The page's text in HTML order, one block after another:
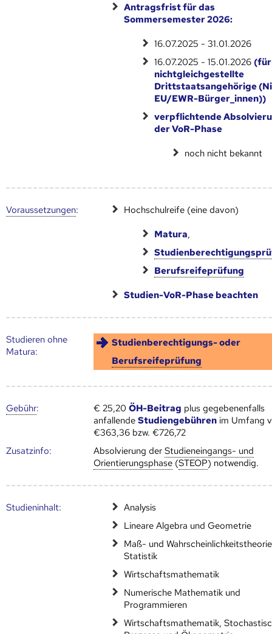
Antragsfrist für das
Sommersemester 2026:
16.07.2025 - 31.01.2026
16.07.2025 - 15.01.2026 (für
nichtgleichgestellte
Drittstaatsangehörige
EU/EWR-Bürger_innen))
verpflichtende
der VoR-Phase
noch nicht bekannt
Voraus­setzungen: Hochschulreife (eine davon)
Matura,
Berufsreifeprüfung
Studien-VoR-Phase beachten
Studieren ohne
Matura:
Studienberechtigungs- oder
Berufsreifeprüfung
Gebühr: € 25,20ÖH-Beitrag plus gegebenenfalls
anfallendeStudiengebühren im Umfang
€363,36 bzw. €726,72
Zusatz­info:
Absolvierung derStudieneingangs- und
Orientierungsphase (STEOP) notwendig.
Studien­inhalt:
Analysis
Lineare Algebra und Geometrie
Maß- und
Statistik
Wirtschaftsmathematik
Numerische Mathematik und
Programmieren
Wirtschaftsmathematik,